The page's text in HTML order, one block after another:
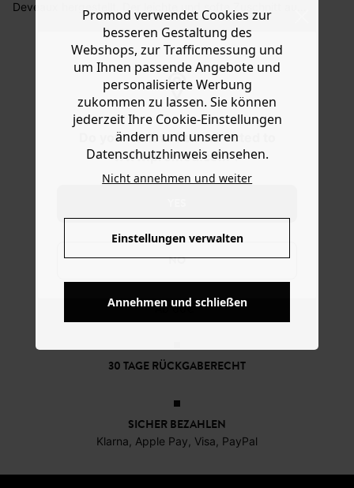
Do you want to be redirected to
www.promod.com ?
NO
Sie haben das Recht binnen30 Tagennach Erhalt der
Ware die Artikel zurückzuschicken oder umzutauschen.
Deveaux hergestellt. Der leichte und softe Zuschnitt aus
eingefärbten Fäden ist ideal für Tops, Blusen, ein
Sommerkleid oder eine weite Hose. Wir empfehlen Ihnen,
für Unterteile einen Futterstoff zu verwenden. Passende
Schnittmuster gibt's auf promod.de. Der Tipp der
Stylistin: wir lieben dieses Waffel-Karomuster im Madras-
Ab 60€*
30 TAGE RÜCKGABERECHT
SICHER BEZAHLEN
Klarna, Apple Pay, Visa, PayPal
Promod verwendet Cookies zur
besseren Gestaltung des
Webshops, zur Trafficmessung und
um Ihnen passende Angebote und
personalisierte Werbung
zukommen zu lassen. Sie können
jederzeit Ihre Cookie-Einstellungen
ändern und unseren
Datenschutzhinweis einsehen.
Nicht annehmen und weiter
Einstellungen verwalten
Annehmen und schließen